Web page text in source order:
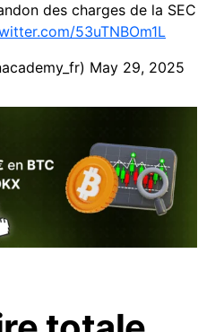
des charges de la SEC
53uTNBOm1L
May 29, 2025